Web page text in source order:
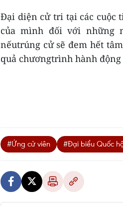
Đại diện cử tri tại các cuộc
của mình đối với những
nếutrúng cử sẽ đem hết
quả chươngtrình hành
#Ứng cử viên #Đại biểu Quốc